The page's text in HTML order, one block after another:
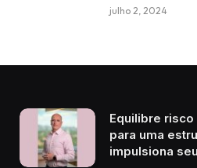
julho 2, 2024
Equilibre
para uma
impulsiona